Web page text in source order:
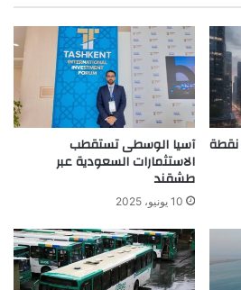
داو جونز يضيف أكثر من 600 نقطة آسيا الوسطى تستقطب
الاستثمارات السعودية عبر
طشقند
10 يونيو، 2025